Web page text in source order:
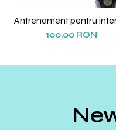
Antrenament pentru
100,00 RON